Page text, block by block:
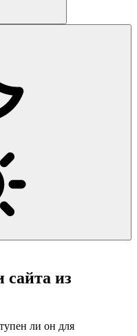
сайта из
ли он для